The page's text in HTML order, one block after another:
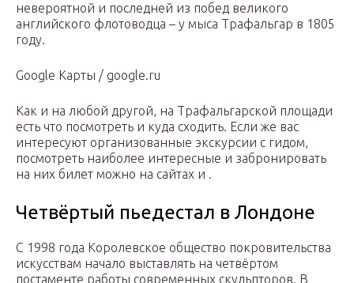
невероятной и последней из побед великого
английского флотоводца – у мыса Трафальгар в 1805
году.
Google Карты / google.ru
Как и на любой другой, на Трафальгарской площади
есть что посмотреть и куда сходить. Если же вас
интересуют организованные экскурсии с гидом,
посмотреть наиболее интересные и забронировать
на них билет можно на сайтах и .
Четвёртый пьедестал в Лондоне
С 1998 года Королевское общество покровительства
искусствам начало выставлять на четвёртом
постаменте работы современных скульпторов. В